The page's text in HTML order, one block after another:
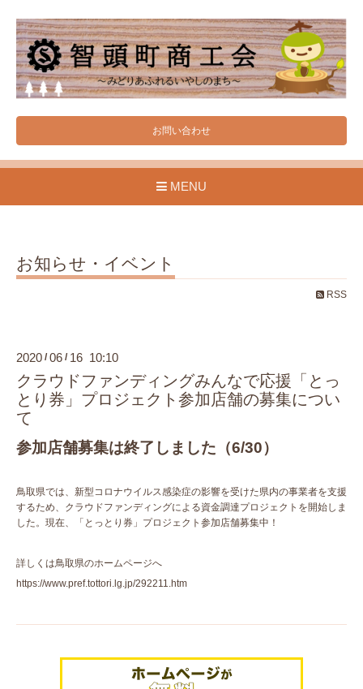
お問い合わせ
MENU
お知らせ・イベント
RSS
2020 /06 / 16 10:10
クラウドファンディングみんなで応援「とっ
とり券」プロジェクト参加店舗の募集につい
て
参加店舗募集は終了しました（6/30）
鳥取県では、新型コロナウイルス感染症の影響を受けた県内の事業者を支援
するため、クラウドファンディングによる資金調達プロジェクトを開始しま
した。現在、「とっとり券」プロジェクト参加店舗募集中！
詳しくは鳥取県のホームページへ
https://www.pref.tottori.lg.jp/292211.htm